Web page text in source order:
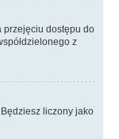
przejęciu dostępu do
z
liczony jako